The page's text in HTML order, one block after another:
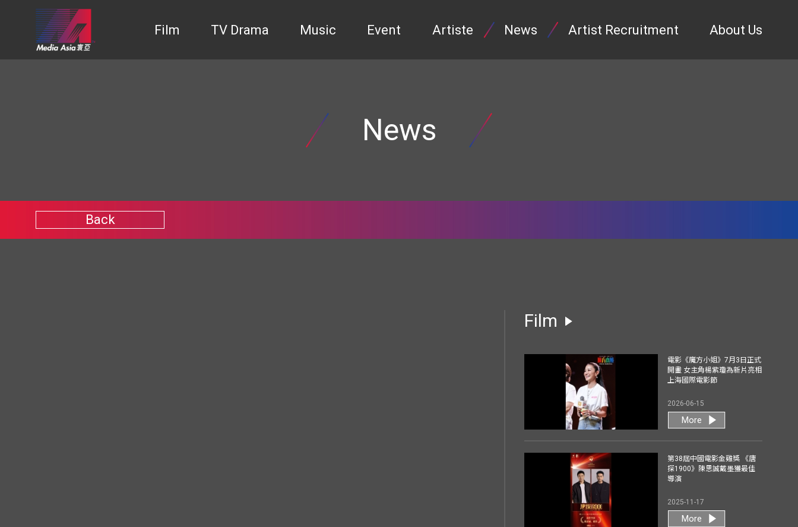
Film TV Drama Music Event Artiste News Artist Recruitment About Us
News
Back
Film
電影《魔方小姐》7月3日正式
開畫 女主角楊紫瓊為新片亮相
上海國際電影節
2026-06-15
More
第38屆中國電影金雞獎 《唐
探1900》陳思誠戴墨獲最佳
導演
2025-11-17
More